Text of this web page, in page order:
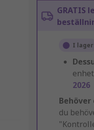
GRATIS
I lager
2026
Behöver
du